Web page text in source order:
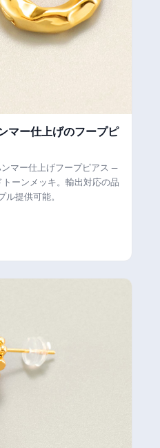
マー仕上げのフープピ
マー仕上げフープピアス —
ーンメッキ。輸出対応の品
提供可能。